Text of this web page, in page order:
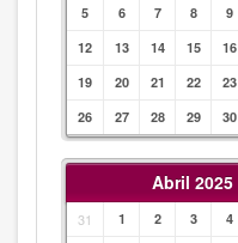
5 6 7 8 9
12
13 14 15 16
19
20 21 22 23
26
27 28 29 30
Abril 2025
31 1 2 3 4